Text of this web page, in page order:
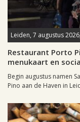
Leiden, 7 augustus
Restaurant Porto
menukaart en
Begin augustus namen
Pino aan de Haven in